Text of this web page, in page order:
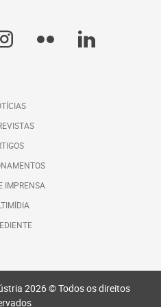
IMPRENSA
2026 © Todos os direitos